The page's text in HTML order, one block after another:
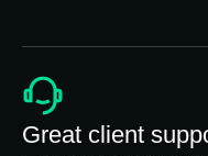
Great client